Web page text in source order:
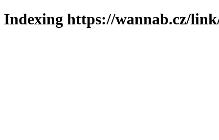
Indexing https://wannab.cz/